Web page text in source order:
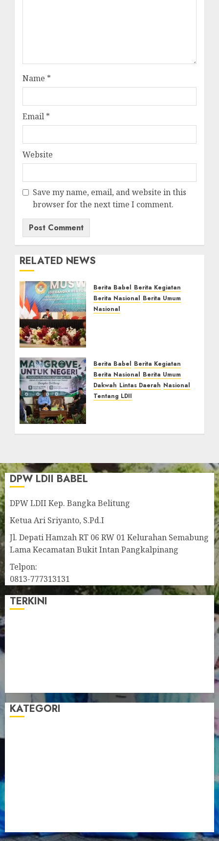
Name *
Email *
Website
Save my name, email, and website in this
browser for the next time I comment.
RELATED NEWS
Berita Babel Berita Kegiatan
Berita Nasional Berita Umum
Nasional
Berbasis Ekonomi Hijau
JULY 23, 2026 0
Berita Babel Berita Kegiatan
Berita Nasional Berita Umum
Dakwah Lintas Daerah Nasional
Tentang LDII
DPW LDII BABEL
DPW LDII Kep. Bangka Belitung
Ketua Ari Sriyanto, S.Pd.I
Jl. Depati Hamzah RT 06 RW 01 Kelurahan Semabung
Lama Kecamatan Bukit Intan Pangkalpinang
Telpon:
0813-777313131
TERKINI
KATEGORI